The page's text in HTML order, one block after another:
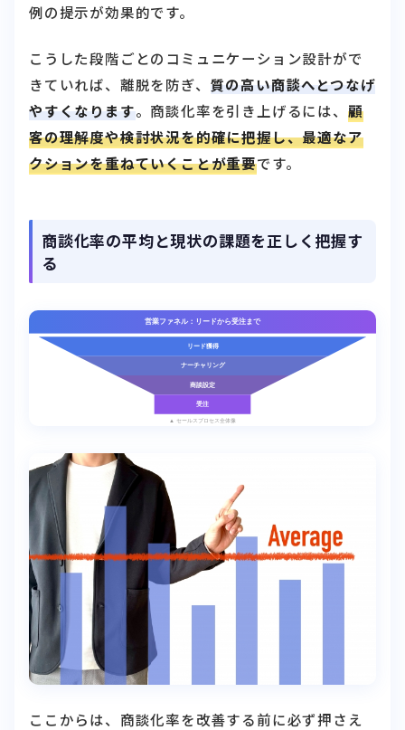
例の提示が効果的です。
こうした段階ごとのコミュニケーション設計がで
きていれば、離脱を防ぎ、 質の高い商談へとつなげ
やすくなります。商談化率を引き上げるには、 顧
客の理解度や検討状況を的確に把握し、最適なア
クションを重ねていくことが重要です。
商談化率の平均と現状の課題を正しく把握す
る
ここからは、商談化率を改善する前に必ず押さえ